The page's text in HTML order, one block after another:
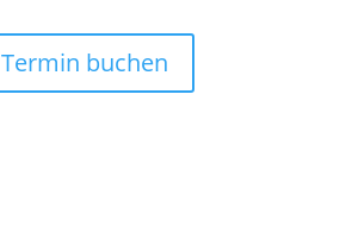
Termin buchen